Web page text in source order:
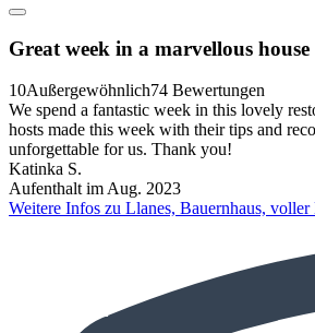
Great week in a marvellous house
10Außergewöhnlich74 Bewertungen
We spend a fantastic week in this lovely
hosts made this week with their tips and
unforgettable for us. Thank you!
Katinka S.
Aufenthalt im Aug. 2023
Weitere Infos zu Llanes, Bauernhaus, voller